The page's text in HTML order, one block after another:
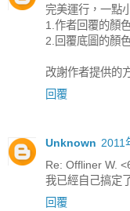
完美運行，一點
1.作者回覆的顏
2.回覆底圖的顏
改謝作者提供的
回覆
Unknown 2011
Re: Offliner W.
我已經自己搞定
回覆